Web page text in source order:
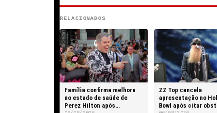
RELACIONADOS
Família confirma melhora
no estado de saúde de
Perez Hilton após
ZZ Top cancela
apresentação no
Bowl após citar